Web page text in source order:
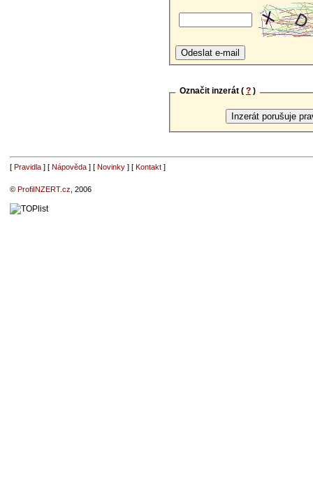
Označit inzerát (?)
[ Pravidla] [ Nápověda] [ Novinky] [ Kontakt]
© ProfiINZERT.cz , 2006